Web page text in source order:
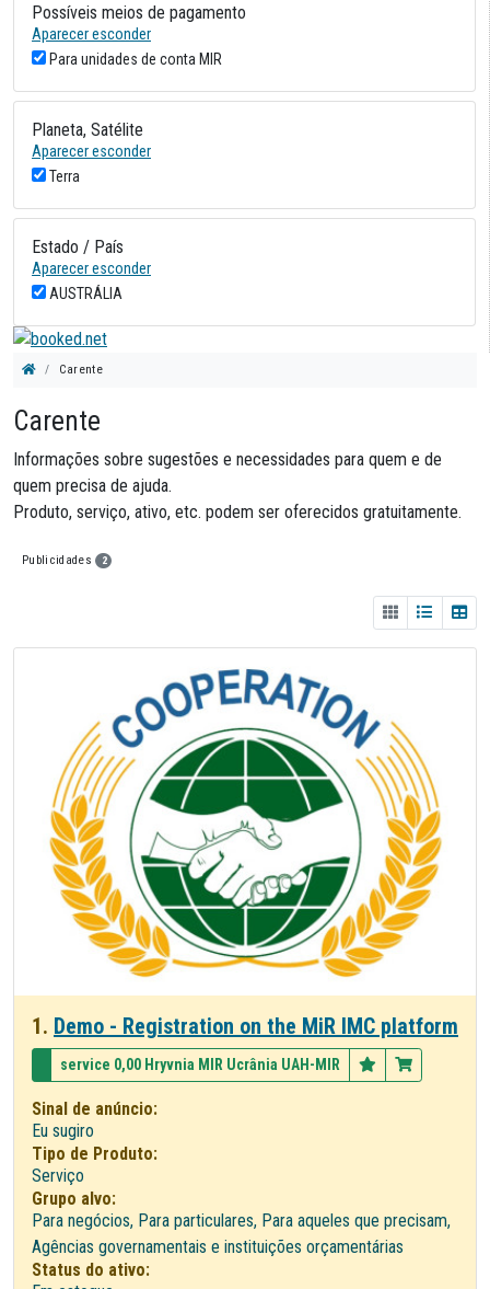
Possíveis meios de pagamento
Aparecer esconder
Para unidades de conta MIR
Planeta, Satélite
Aparecer esconder
Terra
Estado / País
Aparecer esconder
AUSTRÁLIA
Carente
Carente
Informações sobre sugestões e necessidades para quem e de
quem precisa de ajuda.
Produto, serviço, ativo, etc. podem ser oferecidos gratuitamente.
Publicidades 2
1. Demo - Registration on the MiR IMC platform
service 0,00 Hryvnia MIR Ucrânia UAH-MIR
Sinal de anúncio:
Eu sugiro
Tipo de Produto:
Serviço
Grupo alvo:
Para negócios, Para particulares, Para aqueles que precisam,
Agências governamentais e instituições orçamentárias
Status do ativo: